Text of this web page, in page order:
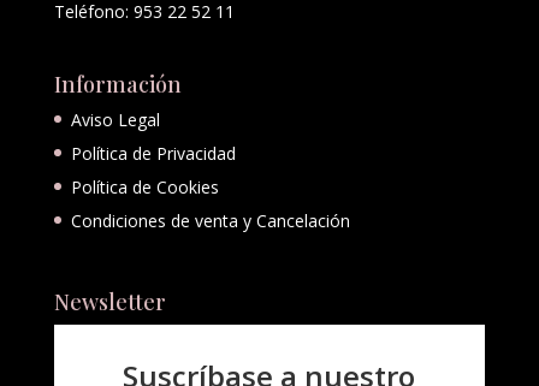
Teléfono: 953 22 52 11
Información
Aviso Legal
Política de Privacidad
Política de Cookies
Condiciones de venta y Cancelación
Newsletter
Suscríbase a nuestro